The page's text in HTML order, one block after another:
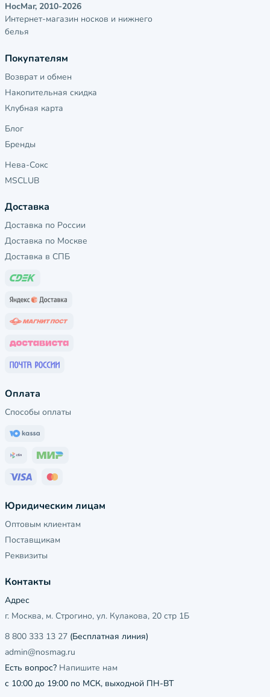
НосМаг, 2010-2026
Интернет-магазин носков и нижнего
белья
Покупателям
Возврат и обмен
Накопительная скидка
Клубная карта
Блог
Бренды
Нева-Сокс
MSCLUB
Доставка
Доставка по России
Доставка по Москве
Доставка в СПБ
Оплата
Способы оплаты
Юридическим лицам
Оптовым клиентам
Поставщикам
Реквизиты
Контакты
Адрес
г. Москва, м. Строгино, ул. Кулакова, 20 стр 1Б
8 800 333 13 27 (Бесплатная линия)
admin@nosmag.ru
Есть вопрос? Напишите нам
с 10:00 до 19:00 по МСК, выходной ПН-ВТ